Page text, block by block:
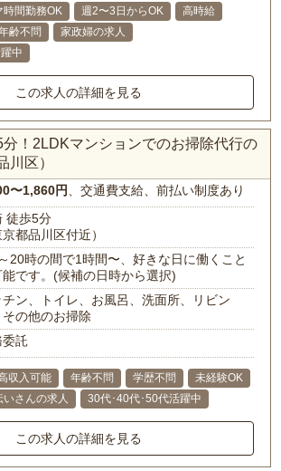
時間勤務OK 週2〜3日からOK
高時給
齢不問
家政婦の求人
中
この求人の詳細を見る
！2LDKマンションでのお掃除代行の
川区）
〜1,860円、交通費支給、前払い制度あり
徒歩5分
京都品川区付近）
20時の間で1時間〜、好きな日に働くこと
能です。(候補の日時から選択)
チン、トイレ、お風呂、洗面所、リビン
その他のお掃除
委託
収入可能 年齢不問 学歴不問
未経験OK
いさんの求人 30代･40代･50代活躍中
この求人の詳細を見る